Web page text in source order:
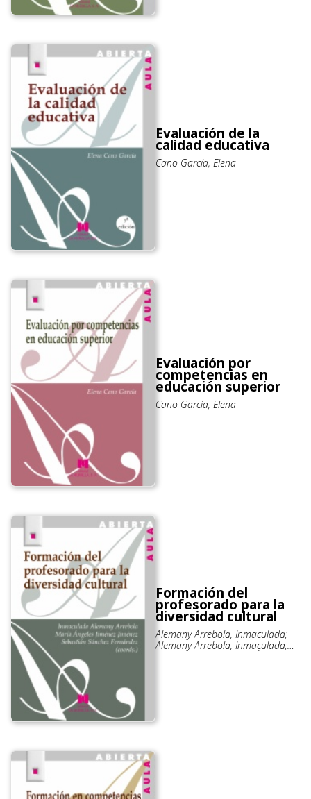
Evaluación de la
calidad educativa
Cano García, Elena
Evaluación por
competencias en
educación superior
Cano García, Elena
Formación del
profesorado para la
diversidad cultural
Alemany Arrebola, Inmaculada;
Alemany Arrebola, Inmaculada;